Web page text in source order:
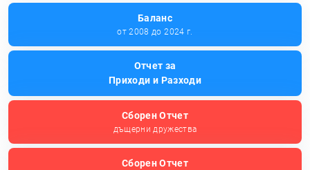
Баланс
от 2008 до 2024 г.
Отчет за
Приходи и Разходи
Сборен Отчет
дъщерни дружества
Сборен Отчет